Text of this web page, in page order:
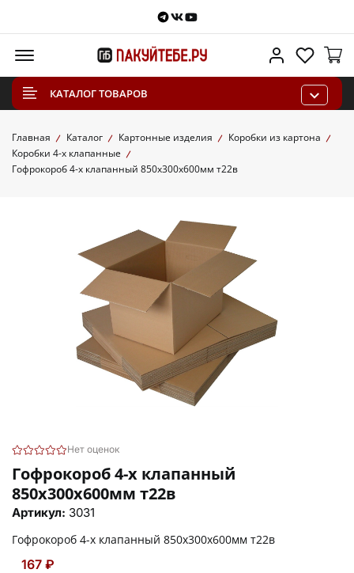
Telegram
VKontakte
Youtube
Личный
КАТАЛОГ ТОВАРОВ
Главная Каталог Картонные изделия
Коробки из картона
Коробки 4-х клапанные
Гофрокороб 4-х клапанный 850х300х600мм т22в
Нет оценок
Гофрокороб 4-х клапанный
850х300х600мм т22в
Артикул: 3031
Гофрокороб 4-х клапанный 850х300х600мм т22в
167 ₽